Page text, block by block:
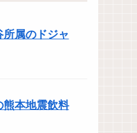
所属のドジャ
熊本地震飲料